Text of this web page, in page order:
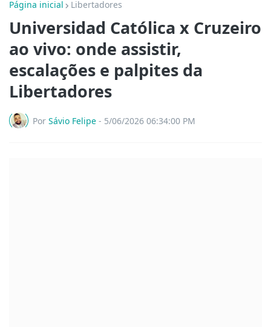
Página inicial Libertadores
Universidad Católica x Cruzeiro
ao vivo: onde assistir,
escalações e palpites da
Libertadores
Por Sávio Felipe - 5/06/2026 06:34:00 PM